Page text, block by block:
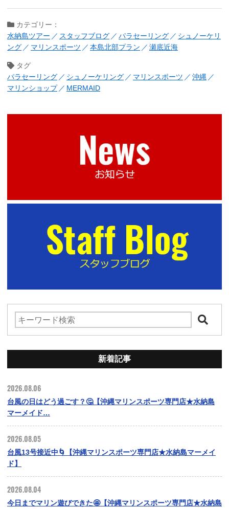
カテゴリー：
水納島ツアー
スタッフブログ パラセーリング
シュノーケリ
ング
マリンスポーツ 本島北部プラン 瀬底近海
タグ
パラセーリング
シュノーケリング マリンスポーツ
沖縄
マリンショップ
MERMAID
新着記事
2026.08.06
台風の日はどう過ごす？🤔【沖縄マリンスポーツ専門店★水納島
マーメイド…
2026.08.05
台風13号接近中🌀【沖縄マリンスポーツ専門店★水納島マーメイ
ド】
2026.08.04
今日までマリン遊びできた🤩【沖縄マリンスポーツ専門店★水納島